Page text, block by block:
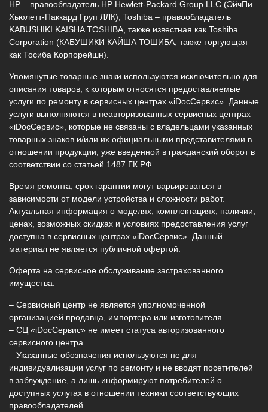
HP – правообладатель HP Hewlett-Packard Group LLC (ЭйчПи
Хьюлетт-Паккард Груп ЛЛК); Toshiba – правообладатель
KABUSHIKI KAISHA TOSHIBA, также известная как Toshiba
Corporation (КАБУШИКИ КАЙША ТОШИБА, также торгующая
как Тосиба Корпорейшн).
Упомянутые товарные знаки используются исключительно для
описания товаров, к которым относятся предоставляемые
услуги по ремонту в сервисных центрах «iDocСервис». Данные
услуги выполняются в неавторизованных сервисных центрах
«iDocСервис», которые не связаны с владельцами указанных
товарных знаков и/или их официальными представителями в
отношении продукции, уже введенной в гражданский оборот в
соответствии со статьей 1487 ГК РФ.
Время ремонта, срок гарантии могут варьироваться в
зависимости от модели устройства и сложности работ.
Актуальная информация о моделях, комплектациях, наличии,
ценах, возможных скидках и условиях предоставления услуг
доступна в сервисных центрах «iDocСервис». Данный
материал не является публичной офертой.
Оферта на сервисное обслуживание застрахованного
имущества:
– Сервисный центр не является уполномоченной
организацией продавца, импортера или изготовителя.
– СЦ «iDocСервис» не имеет статуса авторизованного
сервисного центра.
– Указанные обозначения используются не для
индивидуализации услуг по ремонту и не вводят посетителей
в заблуждение, а лишь информируют потребителей о
доступных услугах в отношении техники соответствующих
правообладателей.